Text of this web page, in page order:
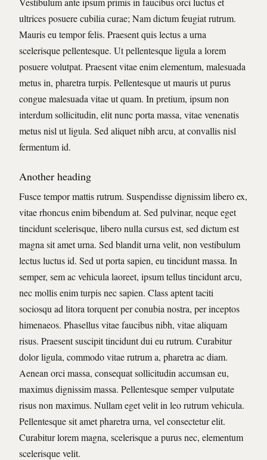
ultrices posuere cubilia curae; Nam dictum feugiat rutrum.
Mauris eu tempor felis. Praesent quis lectus a urna
scelerisque pellentesque. Ut pellentesque ligula a lorem
posuere volutpat. Praesent vitae enim elementum, malesuada
metus in, pharetra turpis. Pellentesque ut mauris ut purus
congue malesuada vitae ut quam. In pretium, ipsum non
interdum sollicitudin, elit nunc porta massa, vitae venenatis
metus nisl ut ligula. Sed aliquet nibh arcu, at convallis nisl
fermentum id.
Another heading
Fusce tempor mattis rutrum. Suspendisse dignissim libero ex,
vitae rhoncus enim bibendum at. Sed pulvinar, neque eget
tincidunt scelerisque, libero nulla cursus est, sed dictum est
magna sit amet urna. Sed blandit urna velit, non vestibulum
lectus luctus id. Sed ut porta sapien, eu tincidunt massa. In
semper, sem ac vehicula laoreet, ipsum tellus tincidunt arcu,
nec mollis enim turpis nec sapien. Class aptent taciti
sociosqu ad litora torquent per conubia nostra, per inceptos
himenaeos. Phasellus vitae faucibus nibh, vitae aliquam
risus. Praesent suscipit tincidunt dui eu rutrum. Curabitur
dolor ligula, commodo vitae rutrum a, pharetra ac diam.
Aenean orci massa, consequat sollicitudin accumsan eu,
maximus dignissim massa. Pellentesque semper vulputate
risus non maximus. Nullam eget velit in leo rutrum vehicula.
Pellentesque sit amet pharetra urna, vel consectetur elit.
Curabitur lorem magna, scelerisque a purus nec, elementum
scelerisque velit.